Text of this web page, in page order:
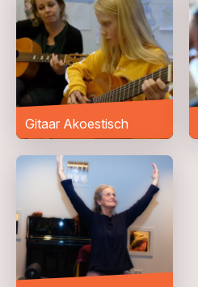
Woonplaats *
Bericht*
Gitaar Akoestisch